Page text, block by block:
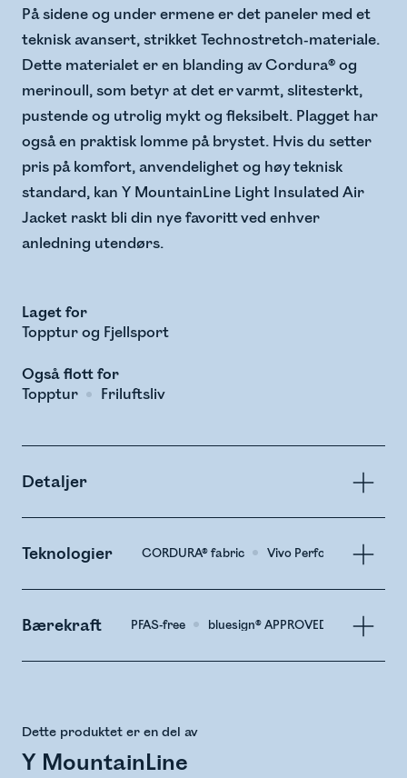
På sidene og under ermene er det paneler med et
teknisk avansert, strikket Technostretch-materiale.
Dette materialet er en blanding av Cordura® og
merinoull, som betyr at det er varmt, slitesterkt,
pustende og utrolig mykt og fleksibelt. Plagget har
også en praktisk lomme på brystet. Hvis du setter
pris på komfort, anvendelighet og høy teknisk
standard, kan Y MountainLine Light Insulated Air
Jacket raskt bli din nye favoritt ved enhver
anledning utendørs.
Laget for
Topptur og Fjellsport
Også flott for
Topptur
Friluftsliv
Detaljer
Teknologier CORDURA® fabric Vivo Performance: Eco
Bærekraft PFAS-free bluesign® APPROVED Material
Dette produktet er en del av
Y MountainLine